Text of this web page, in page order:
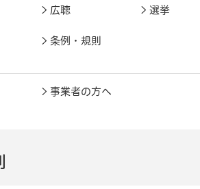
広聴 選挙
条例・規則
事業者の方へ